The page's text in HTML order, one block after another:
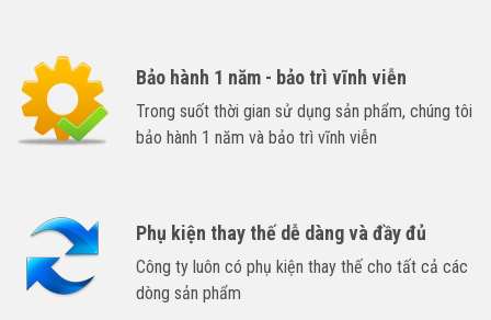
Bảo hành 1 năm - bảo trì vĩnh viễn
Trong suốt thời gian sử dụng sản phẩm, chúng tôi
bảo hành 1 năm và bảo trì vĩnh viễn
Phụ kiện thay thế dễ dàng và đầy đủ
Công ty luôn có phụ kiện thay thế cho tất cả các
dòng sản phẩm